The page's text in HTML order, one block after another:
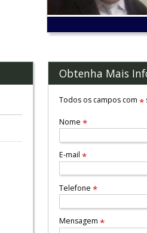
Obtenha Mais
Todos os campos com *
Nome *
E-mail *
Telefone *
Mensagem *